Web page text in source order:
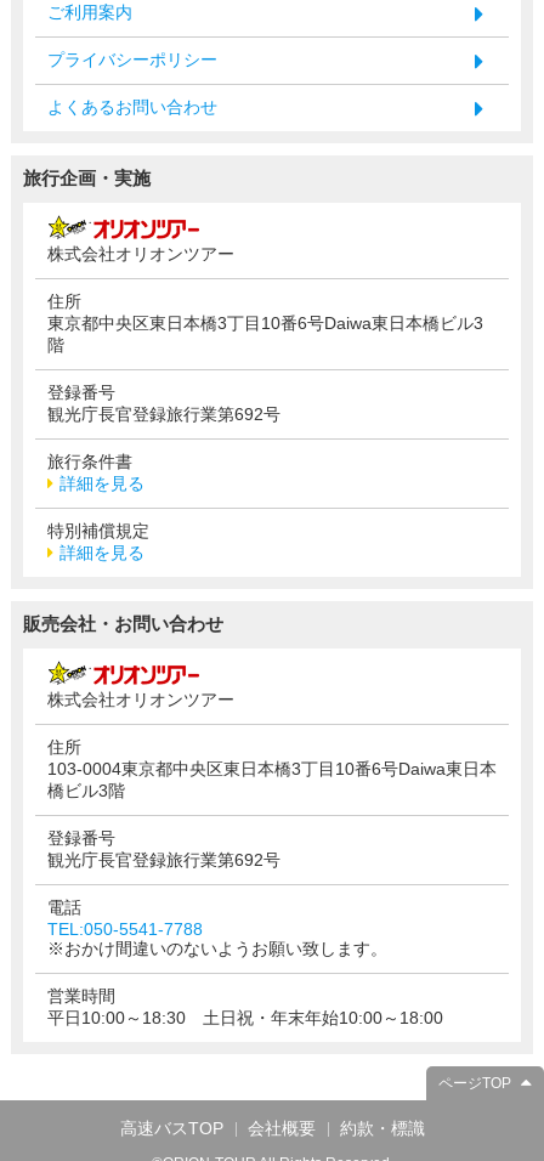
ご利用案内
プライバシーポリシー
よくあるお問い合わせ
旅行企画・実施
株式会社オリオンツアー
住所
東京都中央区東日本橋3丁目10番6号Daiwa東日本橋ビル3
階
登録番号
観光庁長官登録旅行業第692号
旅行条件書
詳細を見る
特別補償規定
詳細を見る
販売会社・お問い合わせ
株式会社オリオンツアー
住所
103-0004東京都中央区東日本橋3丁目10番6号Daiwa東日本
橋ビル3階
登録番号
観光庁長官登録旅行業第692号
電話
TEL:050-5541-7788
※おかけ間違いのないようお願い致します。
営業時間
平日10:00～18:30 土日祝・年末年始10:00～18:00
ページTOP
高速バスTOP 会社概要 約款・標識